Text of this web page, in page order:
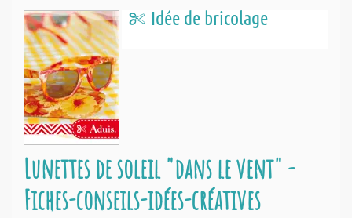
Idée de bricolage
Lunettes de soleil "dans le vent" -
Fiches-conseils-idées-créatives